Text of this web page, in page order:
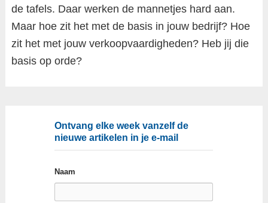
de tafels. Daar werken de mannetjes hard aan.
Maar hoe zit het met de basis in jouw bedrijf? Hoe
zit het met jouw verkoopvaardigheden? Heb jij die
basis op orde?
Ontvang elke week vanzelf de
nieuwe artikelen in je e-mail
Naam